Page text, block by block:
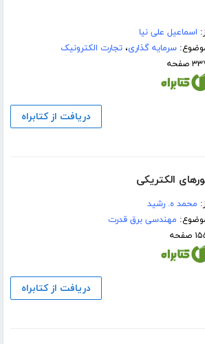
اسماعیل علی نیا
سرمایه گذاری،تجارت الکترونیک
صفحه
دریافت از کتابراه
الکتریکی
محمد ه. رشید
مهندسی برق قدرت
صفحه
دریافت از کتابراه